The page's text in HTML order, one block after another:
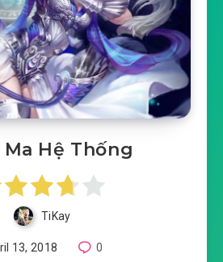
Ma Hệ Thống
TiKay
13, 2018 0